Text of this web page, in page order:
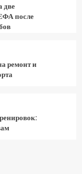
две
после
ремонт и